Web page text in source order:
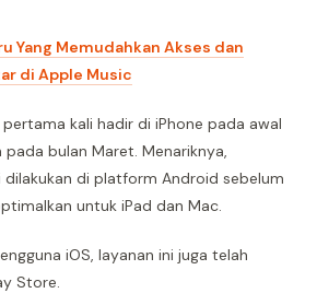
Yang Memudahkan Akses dan
di Apple Music
kali hadir di iPhone pada awal
bulan Maret. Menariknya,
dilakukan di platform Android sebelum
untuk iPad dan Mac.
iOS, layanan ini juga telah
Store.